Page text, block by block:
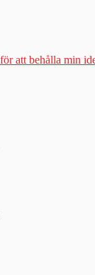
att behålla min